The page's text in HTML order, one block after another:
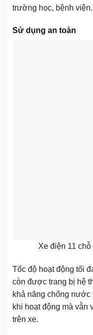
trường học, bệnh viện.
Sử dụng an toàn
Xe điện 11
Tốc độ hoạt động tối
còn được trang bị hệ
khả năng chống nước
khi hoạt động mà vẫn
trên xe.